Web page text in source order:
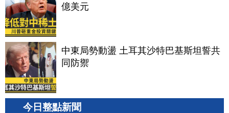
億美元
中東局勢動盪 土耳其沙特巴基斯坦誓共
同防禦
今日整點新聞